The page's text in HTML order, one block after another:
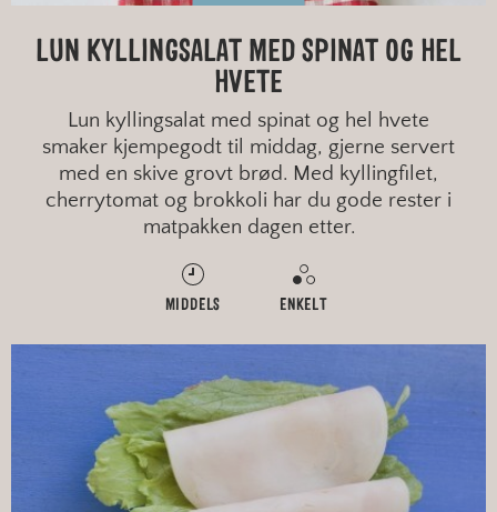
LUN KYLLINGSALAT MED SPINAT OG HEL
HVETE
Lun kyllingsalat med spinat og hel hvete
smaker kjempegodt til middag, gjerne servert
med en skive grovt brød. Med kyllingfilet,
cherrytomat og brokkoli har du gode rester i
matpakken dagen etter.
MIDDELS ENKELT